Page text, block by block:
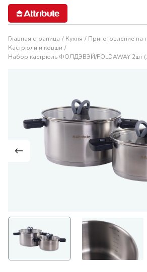
Главная страница Кухня
Приготовление на
Кастрюли и ковши
Набор кастрюль ФОЛДЭВЭЙ/FOLDAWAY 2шт